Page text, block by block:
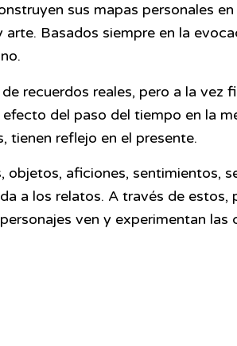
sus mapas personales
arte. Basados siempre en la
recuerdos reales, pero a la vez
del paso del tiempo en la
tienen reflejo en el presente.
objetos, aficiones, sentimientos,
a los relatos. A través de
ven y experimentan las